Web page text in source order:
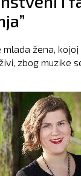
mlada žena,
zbog muzike